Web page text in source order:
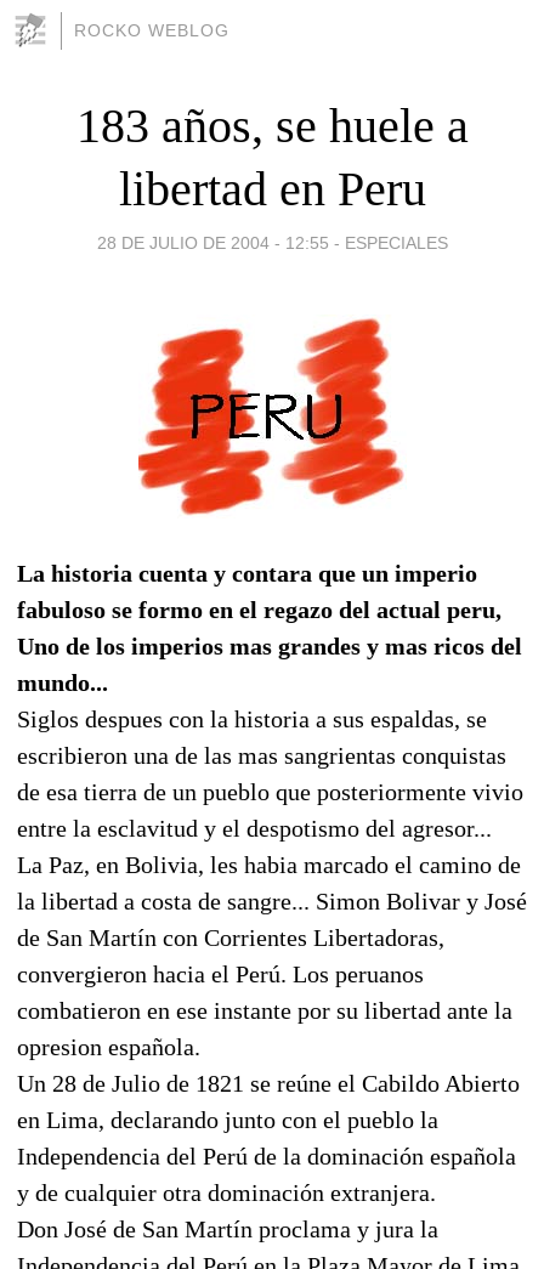
ROCKO WEBLOG
183 años, se huele a
libertad en Peru
28 DE JULIO DE 2004 - 12:55 - ESPECIALES
La historia cuenta y contara que un imperio
fabuloso se formo en el regazo del actual peru,
Uno de los imperios mas grandes y mas ricos del
mundo...
Siglos despues con la historia a sus espaldas, se
escribieron una de las mas sangrientas conquistas
de esa tierra de un pueblo que posteriormente vivio
entre la esclavitud y el despotismo del agresor...
La Paz, en Bolivia, les habia marcado el camino de
la libertad a costa de sangre... Simon Bolivar y José
de San Martín con Corrientes Libertadoras,
convergieron hacia el Perú. Los peruanos
combatieron en ese instante por su libertad ante la
opresion española.
Un 28 de Julio de 1821 se reúne el Cabildo Abierto
en Lima, declarando junto con el pueblo la
Independencia del Perú de la dominación española
y de cualquier otra dominación extranjera.
Don José de San Martín proclama y jura la